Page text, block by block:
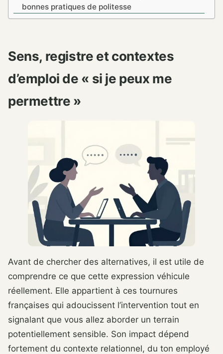
bonnes pratiques de politesse
Sens, registre et contextes
d’emploi de « si je peux me
permettre »
Avant de chercher des alternatives, il est utile de
comprendre ce que cette expression véhicule
réellement. Elle appartient à ces tournures
françaises qui adoucissent l’intervention tout en
signalant que vous allez aborder un terrain
potentiellement sensible. Son impact dépend
fortement du contexte relationnel, du ton employé